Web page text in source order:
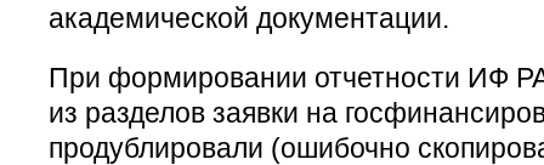
академической документации.
При формировании отчетности ИФ
из разделов заявки на
продублировали (ошибочно